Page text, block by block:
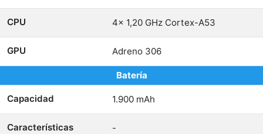
CPU 4x 1,20 GHz Cortex-A53
GPU Adreno 306
Batería
Capacidad 1.900 mAh
Características -